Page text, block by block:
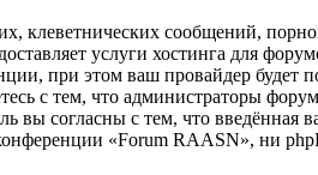
клеветнических сообщений,
услуги хостинга для
при этом ваш провайдер будет
с тем, что администраторы
вы согласны с тем, что
«Forum RAASN», ни